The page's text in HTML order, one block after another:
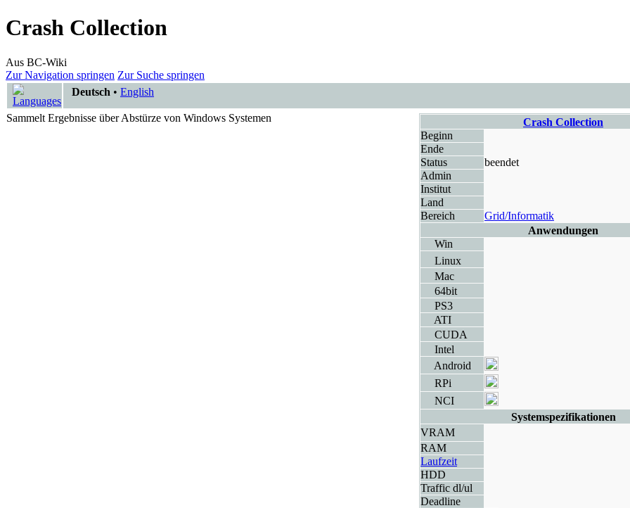
Crash Collection
Aus BC-Wiki
Zur Navigation springen Zur Suche springen
Deutsch • English
Sammelt Ergebnisse über Abstürze von Windows Systemen
Crash Collection
Beginn
Ende
Status
beendet
Admin
Institut
Land
Bereich
Grid/Informatik
Anwendungen
Win
Linux
Mac
64bit
PS3
ATI
CUDA
Intel
Android
RPi
NCI
Systemspezifikationen
VRAM
RAM
Laufzeit
HDD
Traffic dl/ul
Deadline